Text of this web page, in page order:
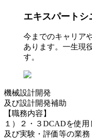
エキスパートシ
今までのキャリア
あります。一生現
す。
機械設計開発
及び設計開発補助
【職務内容】
１）２・３DCADを使
及び実験・評価等の業務